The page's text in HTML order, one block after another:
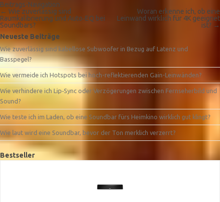
Beitrags-Navigation
← Wie zuverlässig sind
Raumkalibrierung und Auto‑EQ bei
Soundbars?
Woran erkenne ich, ob eine
Leinwand wirklich für 4K geeignet
ist? →
Neueste Beiträge
Wie zuverlässig sind kabellose Subwoofer in Bezug auf Latenz und
Basspegel?
Wie vermeide ich Hotspots bei hoch-reflektierenden Gain-Leinwänden?
Wie verhindere ich Lip‑Sync oder Verzögerungen zwischen Fernseherbild und
Sound?
Wie teste ich im Laden, ob eine Soundbar fürs Heimkino wirklich gut klingt?
Wie laut wird eine Soundbar, bevor der Ton merklich verzerrt?
Bestseller